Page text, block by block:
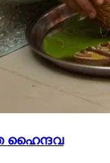
ഹൈന്ദവ